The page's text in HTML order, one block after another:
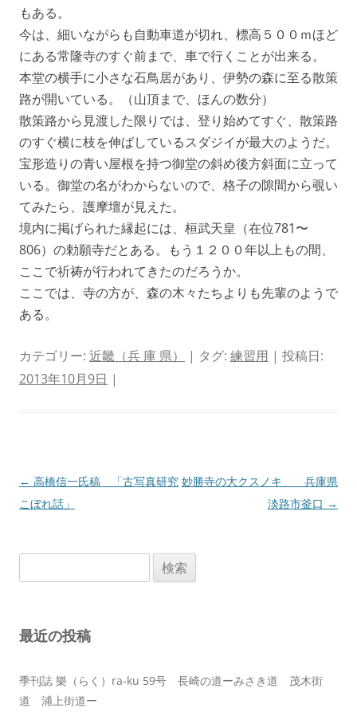
もある。
今は、細いながらも自動車道が切れ、標高５００ｍほど
にある常隆寺のすぐ前まで、車で行くことが出来る。
本堂の横手に小さな石鳥居があり、伊勢の森に至る散策
路が開いている。（山頂まで、ほんの数分）
散策路から見渡した限りでは、登り始めてすぐ、散策路
のすぐ横に枝を伸ばしているスダジイが最大のようだ。
宝形造りの青い屋根を持つ御堂の斜め後方斜面に立って
いる。御堂の名がわからないので、格子の隙間から覗い
てみたら、護摩壇が見えた。
境内に掲げられた縁起には、桓武天皇（在位781〜
806）の勅願寺だとある。もう１２００年以上もの間、
ここで祈祷が行われてきたのだろうか。
ここでは、寺の方が、森の木々たちよりも先輩のようで
ある。
カテゴリー: 近畿（兵 庫 県） | タグ: 練習用 | 投稿日:
2013年10月9日 |
投
稿
ョ
← 高橋信一氏稿 「古写真研究
こぼれ話」
妙勝寺の大クスノキ 兵庫県
淡路市釜口 →
索:
最近の投稿
季刊誌 樂（らく）ra-ku 59号 長崎の道ーみさき道 茂木街
道 浦上街道ー